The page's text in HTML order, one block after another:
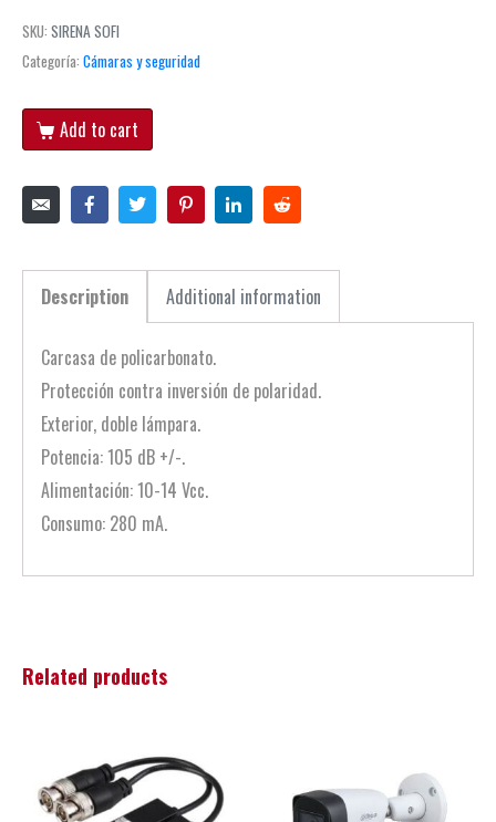
SKU: SIRENA SOFI
Categoría: Cámaras y seguridad
Add to cart
Description Additional information
Carcasa de policarbonato.
Protección contra inversión de polaridad.
Exterior, doble lámpara.
Potencia: 105 dB +/-.
Alimentación: 10-14 Vcc.
Consumo: 280 mA.
Related products